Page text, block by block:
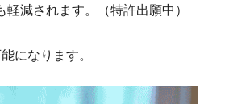
減されます。（特許出願中）
になります。